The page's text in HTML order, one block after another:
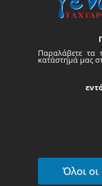
Παραλάβετε τα
κατάστημά μας
Όλοι οι